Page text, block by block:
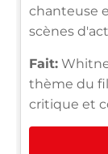
chanteuse
scènes
Fait:
thème du
critique et